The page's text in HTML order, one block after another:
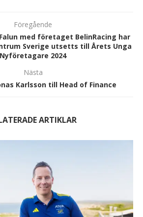
Föregående
med företaget BelinRacing har
Sverige utsetts till Årets Unga
Nyföretagare 2024
Nästa
Karlsson till Head of Finance
ARTIKLAR